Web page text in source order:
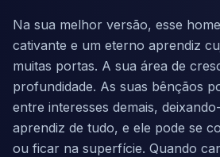
Na sua melhor versão, esse
cativante e um eterno aprendiz
muitas portas. A sua área de
profundidade. As suas bênçãos
entre interesses demais,
aprendiz de tudo, e ele pode se
ou ficar na superfície. Quando